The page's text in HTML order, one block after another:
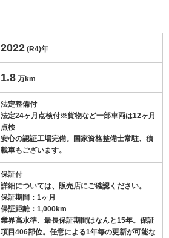
2022 (R4)年
1.8 万km
法定整備付
法定24ヶ月点検付※貨物など一部車両は12ヶ月
点検
安心の認証工場完備。国家資格整備士常駐、積
載車もございます。
保証付
詳細については、販売店にご確認ください。
保証期間：1ヶ月
保証距離：1,000km
業界高水準、最長保証期間はなんと15年。保証
項目406部位。任意による1年毎の更新が可能な